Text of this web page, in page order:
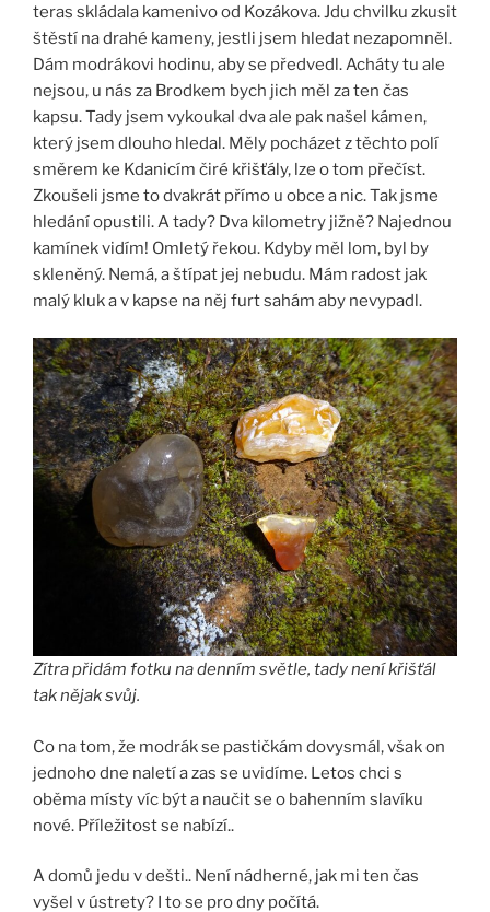
teras skládala kamenivo od Kozákova. Jdu chvilku zkusit
štěstí na drahé kameny, jestli jsem hledat nezapomněl.
Dám modrákovi hodinu, aby se předvedl. Acháty tu ale
nejsou, u nás za Brodkem bych jich měl za ten čas
kapsu. Tady jsem vykoukal dva ale pak našel kámen,
který jsem dlouho hledal. Měly pocházet z těchto polí
směrem ke Kdanicím čiré křišťály, lze o tom přečíst.
Zkoušeli jsme to dvakrát přímo u obce a nic. Tak jsme
hledání opustili. A tady? Dva kilometry jižně? Najednou
kamínek vidím! Omletý řekou. Kdyby měl lom, byl by
skleněný. Nemá, a štípat jej nebudu. Mám radost jak
malý kluk a v kapse na něj furt sahám aby nevypadl.
Zítra přidám fotku na denním světle, tady není křišťál
tak nějak svůj.
Co na tom, že modrák se pastičkám dovysmál, však on
jednoho dne naletí a zas se uvidíme. Letos chci s
oběma místy víc být a naučit se o bahenním slavíku
nové. Příležitost se nabízí..
A domů jedu v dešti.. Není nádherné, jak mi ten čas
vyšel v ústrety? I to se pro dny počítá.